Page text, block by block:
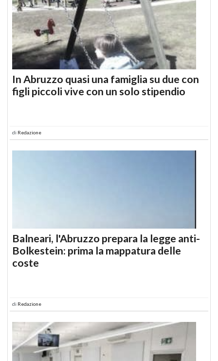
In Abruzzo quasi una famiglia su due con
figli piccoli vive con un solo stipendio
di Redazione
Balneari, l'Abruzzo prepara la legge anti-
Bolkestein: prima la mappatura delle
coste
di Redazione